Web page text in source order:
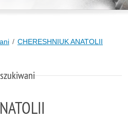
CHERESHNIUK ANATOLII